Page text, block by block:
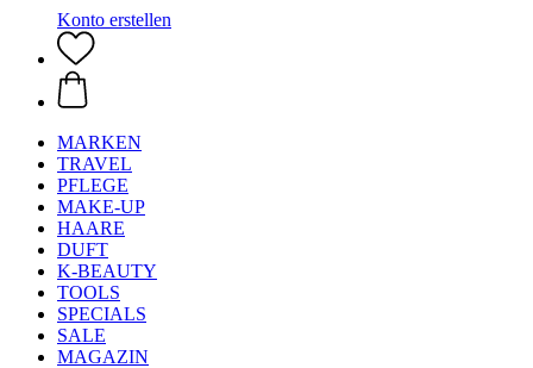
Konto erstellen
MARKEN
TRAVEL
PFLEGE
MAKE-UP
HAARE
DUFT
K-BEAUTY
TOOLS
SPECIALS
SALE
MAGAZIN